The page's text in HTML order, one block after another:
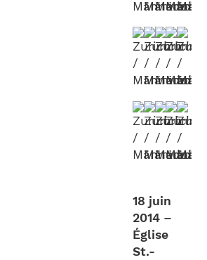
18 juin
2014 –
Église
St.-